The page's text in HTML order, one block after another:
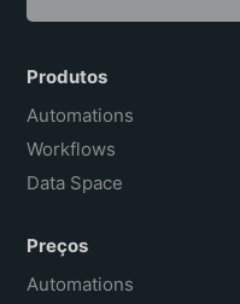
English
Español
Français
Produtos
Automations
Workflows
Data Space
Preços
Automations